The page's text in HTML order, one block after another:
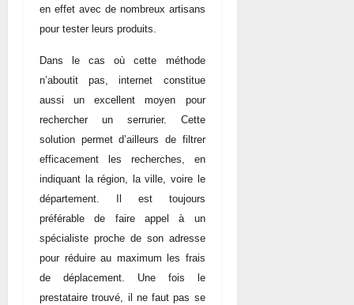
en effet avec de nombreux artisans
pour tester leurs produits.
Dans le cas où cette méthode
n’aboutit pas, internet constitue
aussi un excellent moyen pour
rechercher un serrurier. Cette
solution permet d’ailleurs de filtrer
efficacement les recherches, en
indiquant la région, la ville, voire le
département. Il est toujours
préférable de faire appel à un
spécialiste proche de son adresse
pour réduire au maximum les frais
de déplacement. Une fois le
prestataire trouvé, il ne faut pas se